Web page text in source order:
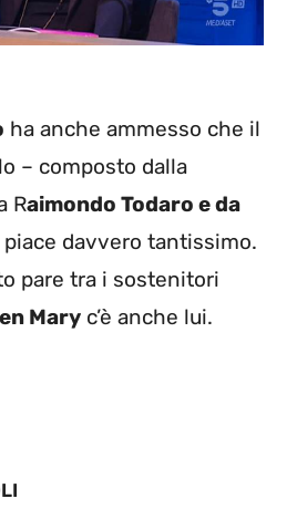
ha anche ammesso che il
– composto dalla
Raimondo Todaro e da
piace davvero tantissimo.
pare tra i sostenitori
Mary c’è anche lui.